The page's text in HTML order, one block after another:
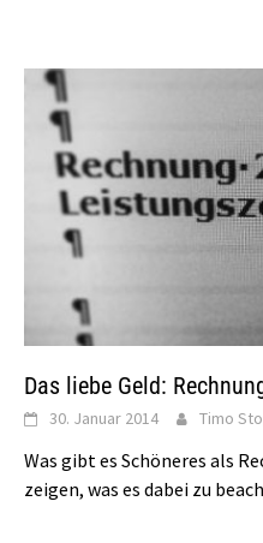
Das liebe Geld:
30. Januar 2014 Timo
Was gibt es Schöneres als
zeigen, was es dabei zu